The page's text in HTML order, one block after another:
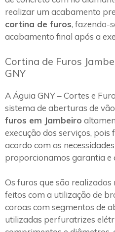
realizar um acabamento
cortina de furos, fazendo-
acabamento final após a
Cortina de Furos
GNY
A Águia GNY – Cortes e
sistema de aberturas de
furos em Jambeiro
execução dos serviços, pois
acordo com as
proporcionamos garantia e
Os furos que são
feitos com a utilização de
coroas com segmentos de
utilizadas perfuratrizes